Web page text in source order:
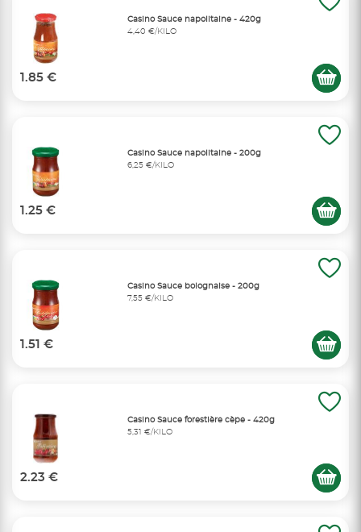
Casino Sauce napolitaine - 420g
4,40 €/KILO
1.85 €
Casino Sauce napolitaine - 200g
6,25 €/KILO
1.25 €
Casino Sauce bolognaise - 200g
7,55 €/KILO
1.51 €
Casino Sauce forestière cèpe - 420g
5,31 €/KILO
2.23 €